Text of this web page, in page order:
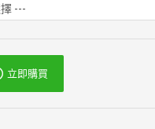
立即購買